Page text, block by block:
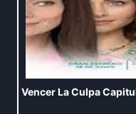
Vencer La Culpa